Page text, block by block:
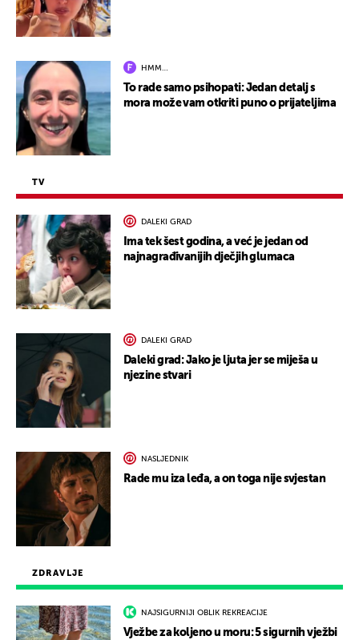
ZDRAVLJE
NAJSIGURNIJI OBLIK REKREACIJE
Vježbe za koljeno u moru: 5 sigurnih vježbi
HMM…
To rade samo psihopati: Jedan detalj s
mora može vam otkriti puno o prijateljima
TV
DALEKI GRAD
Ima tek šest godina, a već je jedan od
najnagrađivanijih dječjih glumaca
DALEKI GRAD
Daleki grad: Jako je ljuta jer se miješa u
njezine stvari
NASLJEDNIK
Rade mu iza leđa, a on toga nije svjestan